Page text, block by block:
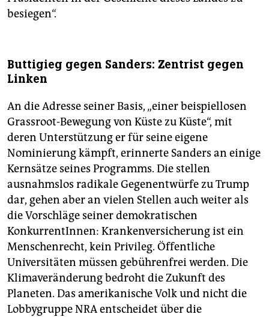
besiegen“.
Buttigieg gegen Sanders: Zentrist gegen
Linken
An die Adresse seiner Basis, „einer beispiellosen
Grassroot-Bewegung von Küste zu Küste“, mit
deren Unterstützung er für seine eigene
Nominierung kämpft, erinnerte Sanders an einige
Kernsätze seines Programms. Die stellen
ausnahmslos radikale Gegenentwürfe zu Trump
dar, gehen aber an vielen Stellen auch weiter als
die Vorschläge seiner demokratischen
KonkurrentInnen: Krankenversicherung ist ein
Menschenrecht, kein Privileg. Öffentliche
Universitäten müssen gebührenfrei werden. Die
Klimaveränderung bedroht die Zukunft des
Planeten. Das amerikanische Volk und nicht die
Lobbygruppe NRA entscheidet über die